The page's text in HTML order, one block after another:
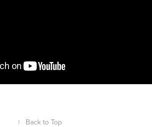
↑ Back to Top